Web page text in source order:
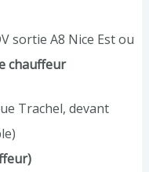
sortie A8 Nice Est ou
chauffeur
Trachel, devant